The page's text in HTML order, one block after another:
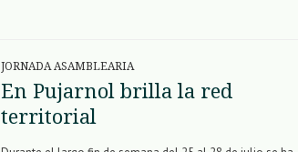
JORNADA ASAMBLEARIA
En Pujarnol brilla la red
territorial